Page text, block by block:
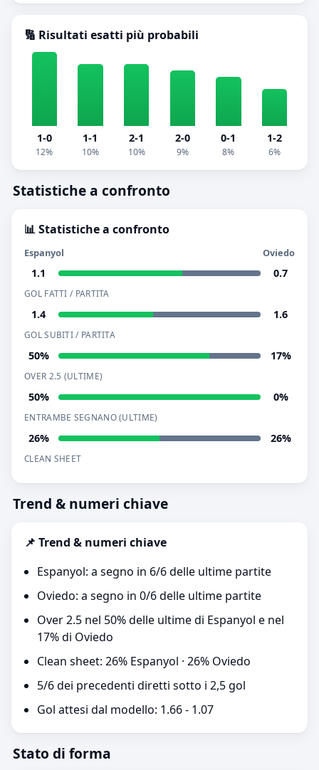
🔢 Risultati esatti più probabili
1-0
12%
1-1
10%
2-1
10%
2-0
9%
0-1
8%
1-2
6%
Statistiche a confronto
📊 Statistiche a confronto
Espanyol Oviedo
1.1 0.7
GOL FATTI / PARTITA
1.4 1.6
GOL SUBITI / PARTITA
50% 17%
OVER 2.5 (ULTIME)
50% 0%
ENTRAMBE SEGNANO (ULTIME)
26% 26%
CLEAN SHEET
Trend & numeri chiave
📌 Trend & numeri chiave
Espanyol: a segno in 6/6 delle ultime partite
Oviedo: a segno in 0/6 delle ultime partite
Over 2.5 nel 50% delle ultime di Espanyol e nel
17% di Oviedo
Clean sheet: 26% Espanyol · 26% Oviedo
5/6 dei precedenti diretti sotto i 2,5 gol
Gol attesi dal modello: 1.66 - 1.07
Stato di forma